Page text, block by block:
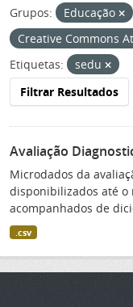
Grupos: Educação
Creative Commons
Etiquetas:
sedu
Filtrar Resultados
Avaliação
Microdados da
disponibilizados até o
acompanhados de
.csv